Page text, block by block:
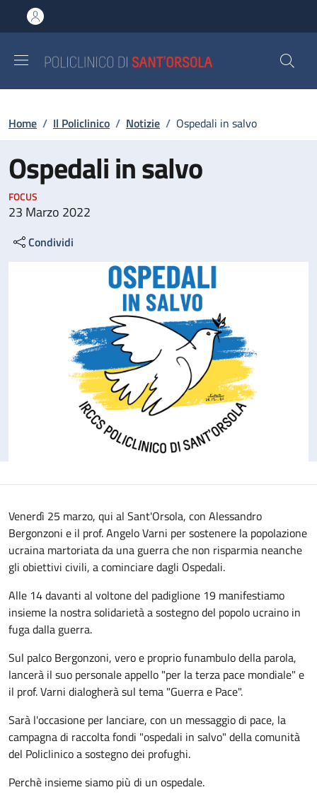
al contenuto principale
to footer content
Briciole di pane
Home / Il Policlinico / Notizie / Ospedali in salvo
Ospedali in salvo
FOCUS
23 Marzo 2022
Condividi
Venerdì 25 marzo, qui al Sant'Orsola, con Alessandro
Bergonzoni e il prof. Angelo Varni per sostenere la popolazione
ucraina martoriata da una guerra che non risparmia neanche
gli obiettivi civili, a cominciare dagli Ospedali.
Alle 14 davanti al voltone del padiglione 19 manifestiamo
insieme la nostra solidarietà a sostegno del popolo ucraino in
fuga dalla guerra.
Sul palco Bergonzoni, vero e proprio funambulo della parola,
lancerà il suo personale appello "per la terza pace mondiale" e
il prof. Varni dialogherà sul tema "Guerra e Pace".
Sarà l'occasione per lanciare, con un messaggio di pace, la
campagna di raccolta fondi "ospedali in salvo" della comunità
del Policlinico a sostegno dei profughi.
Perchè insieme siamo più di un ospedale.